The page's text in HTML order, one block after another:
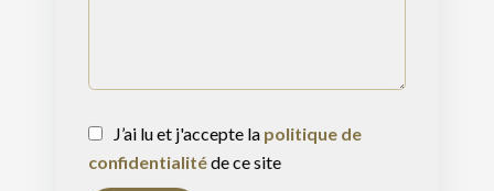
J’ai lu et j'accepte la politique de
confidentialitéde ce site